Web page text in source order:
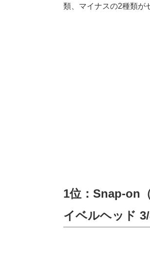
類、マイナスの2種類が
1位：Snap-on
イベルヘッド